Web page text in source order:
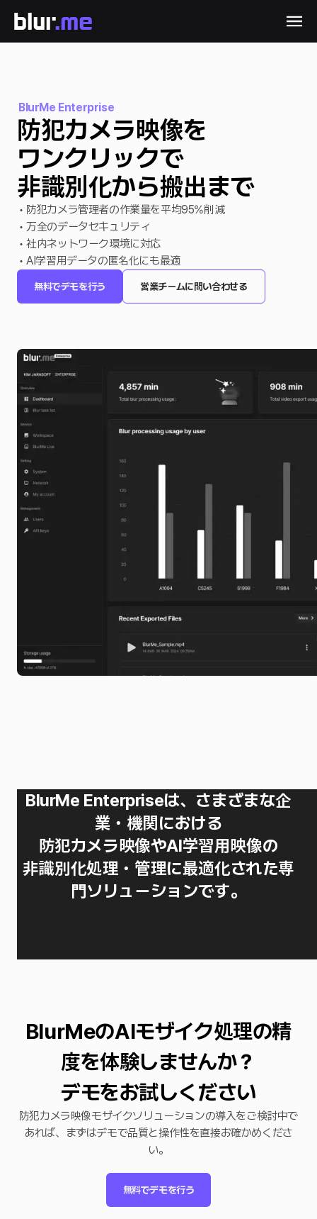
BlurMe Enterprise
防犯カメラ映像を
ワンクリックで
非識別化から搬出まで
• 防犯カメラ管理者の作業量を平均95%削減
• 万全のデータセキュリティ
• 社内ネットワーク環境に対応
• AI学習用データの匿名化にも最適
無料でデモを行う 営業チームに問い合わせる
BlurMe Enterpriseは、さまざまな企
業・機関における
防犯カメラ映像やAI学習用映像の
非識別化処理・管理に最適化された専
門ソリューションです。
BlurMeのAIモザイク処理の精
度を体験しませんか？
デモをお試しください
防犯カメラ映像モザイクソリューションの導入をご検討中で
あれば、まずはデモで品質と操作性を直接お確かめくださ
い。
無料でデモを行う